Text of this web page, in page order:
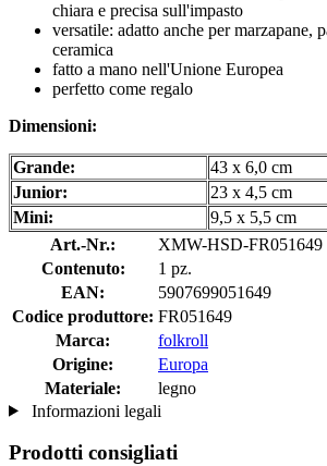
chiara e precisa sull'impasto
versatile: adatto anche per marzapane,
ceramica
fatto a mano nell'Unione Europea
perfetto come regalo
Dimensioni:
Grande:
43 x 6,0 cm
Junior:
23 x 4,5 cm
Mini:
9,5 x 5,5 cm
Art.-Nr.:
XMW-HSD-FR051649
Contenuto:
1 pz.
EAN:
5907699051649
Codice produttore: FR051649
Marca:
folkroll
Origine:
Europa
Materiale:
legno
Informazioni legali
Prodotti consigliati